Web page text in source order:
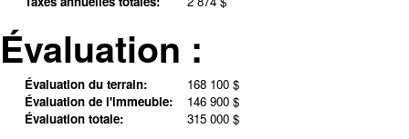
Évaluation :
Évaluation du terrain:
168 100 $
Évaluation de l'immeuble:
146 900 $
Évaluation totale:
315 000 $